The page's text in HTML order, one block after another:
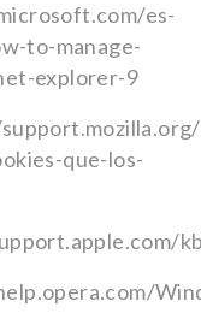
es-
to-manage-
explorer-9
que-los-